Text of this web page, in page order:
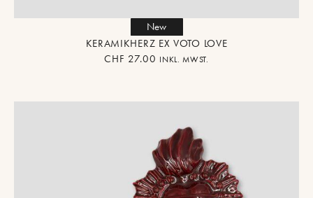
New
KERAMIKHERZ EX VOTO LOVE
CHF 27.00 INKL. MWST.